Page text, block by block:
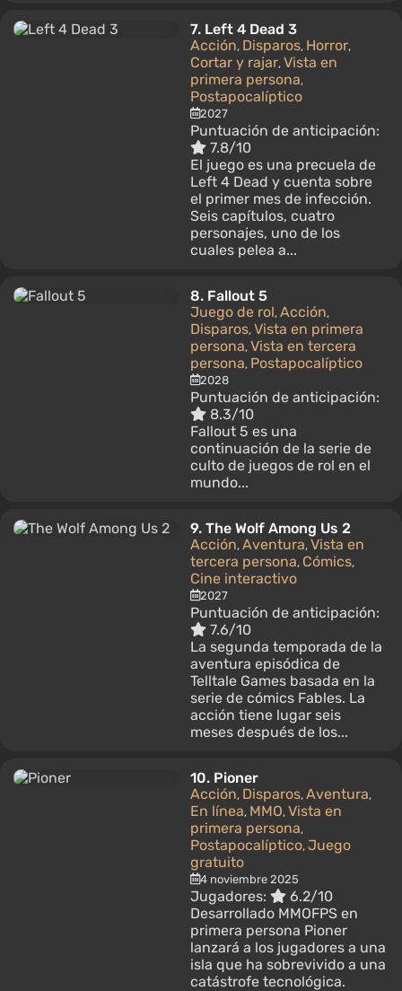
7. Left 4 Dead 3
Acción, Disparos, Horror,
Cortar y rajar, Vista en
primera persona,
Postapocalíptico
2027
Puntuación de anticipación:
7.8/10
El juego es una precuela de
Left 4 Dead y cuenta sobre
el primer mes de infección.
Seis capítulos, cuatro
personajes, uno de los
cuales pelea a...
8. Fallout 5
Juego de rol, Acción,
Disparos, Vista en primera
persona, Vista en tercera
persona, Postapocalíptico
2028
Puntuación de anticipación:
8.3/10
Fallout 5 es una
continuación de la serie de
culto de juegos de rol en el
mundo...
9. The Wolf Among Us 2
Acción, Aventura, Vista en
tercera persona, Cómics,
Cine interactivo
2027
Puntuación de anticipación:
7.6/10
La segunda temporada de la
aventura episódica de
Telltale Games basada en la
serie de cómics Fables. La
acción tiene lugar seis
meses después de los...
10. Pioner
Acción, Disparos, Aventura,
En línea, MMO, Vista en
primera persona,
Postapocalíptico, Juego
gratuito
4 noviembre 2025
Jugadores:
6.2/10
Desarrollado MMOFPS en
primera persona Pioner
lanzará a los jugadores a una
isla que ha sobrevivido a una
catástrofe tecnológica.